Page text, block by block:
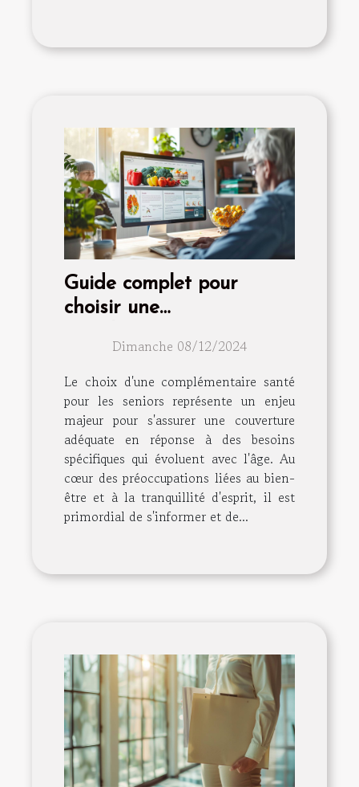
Guide complet pour
choisir une
adaptée aux seniors
Dimanche 08/12/2024
Le choix d'une complémentaire santé
pour les seniors représente un enjeu
majeur pour s'assurer une couverture
adéquate en réponse à des besoins
spécifiques qui évoluent avec l'âge. Au
cœur des préoccupations liées au bien-
être et à la tranquillité d'esprit, il est
primordial de s'informer et de...